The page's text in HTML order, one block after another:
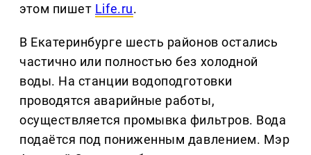
этом пишет Life.ru.
В Екатеринбурге шесть районов остались
частично или полностью без холодной
воды. На станции водоподготовки
проводятся аварийные работы,
осуществляется промывка фильтров. Вода
подаётся под пониженным давлением. Мэр